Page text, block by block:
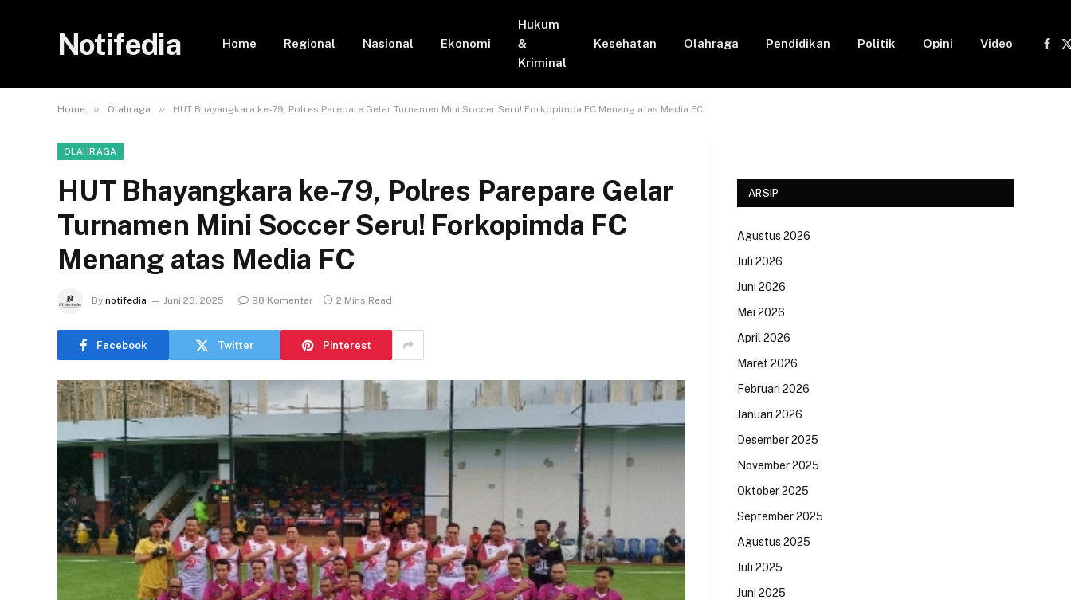
Notifedia Home Regional Nasional Ekonomi
Hukum
&
Kriminal
Kesehatan Olahraga Pendidikan Politik Opini Video
Home » Olahraga » HUT Bhayangkara ke-79, Polres Parepare Gelar Turnamen Mini Soccer Seru! Forkopimda FC Menang atas Media FC
OLAHRAGA
HUT Bhayangkara ke-79, Polres Parepare Gelar
Turnamen Mini Soccer Seru! Forkopimda FC
Menang atas Media FC
By notifedia Juni 23, 2025 98 Komentar 2 Mins Read
Facebook Twitter Pinterest
ARSIP
Agustus 2026
Juli 2026
Juni 2026
Mei 2026
April 2026
Maret 2026
Februari 2026
Januari 2026
Desember 2025
November 2025
Oktober 2025
September 2025
Agustus 2025
Juli 2025
Juni 2025